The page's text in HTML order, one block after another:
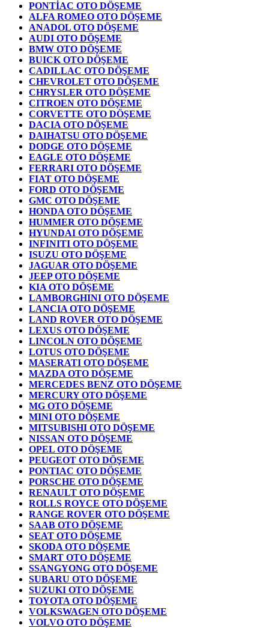
PONTİAC OTO DÖŞEME
ALFA ROMEO OTO DÖŞEME
ANADOL OTO DÖŞEME
AUDI OTO DÖŞEME
BMW OTO DÖŞEME
BUICK OTO DÖŞEME
CADILLAC OTO DÖŞEME
CHEVROLET OTO DÖŞEME
CHRYSLER OTO DÖŞEME
CITROEN OTO DÖŞEME
CORVETTE OTO DÖŞEME
DACIA OTO DÖŞEME
DAIHATSU OTO DÖŞEME
DODGE OTO DÖŞEME
EAGLE OTO DÖŞEME
FERRARI OTO DÖŞEME
FIAT OTO DÖŞEME
FORD OTO DÖŞEME
GMC OTO DÖŞEME
HONDA OTO DÖŞEME
HUMMER OTO DÖŞEME
HYUNDAI OTO DÖŞEME
INFINITI OTO DÖŞEME
ISUZU OTO DÖŞEME
JAGUAR OTO DÖŞEME
JEEP OTO DÖŞEME
KIA OTO DÖŞEME
LAMBORGHINI OTO DÖŞEME
LANCIA OTO DÖŞEME
LAND ROVER OTO DÖŞEME
LEXUS OTO DÖŞEME
LINCOLN OTO DÖŞEME
LOTUS OTO DÖŞEME
MASERATI OTO DÖŞEME
MAZDA OTO DÖŞEME
MERCEDES BENZ OTO DÖŞEME
MERCURY OTO DÖŞEME
MG OTO DÖŞEME
MINI OTO DÖŞEME
MITSUBISHI OTO DÖŞEME
NISSAN OTO DÖŞEME
OPEL OTO DÖŞEME
PEUGEOT OTO DÖŞEME
PONTIAC OTO DÖŞEME
PORSCHE OTO DÖŞEME
RENAULT OTO DÖŞEME
ROLLS ROYCE OTO DÖŞEME
RANGE ROVER OTO DÖŞEME
SAAB OTO DÖŞEME
SEAT OTO DÖŞEME
SKODA OTO DÖŞEME
SMART OTO DÖŞEME
SSANGYONG OTO DÖŞEME
SUBARU OTO DÖŞEME
SUZUKI OTO DÖŞEME
TOYOTA OTO DÖŞEME
VOLKSWAGEN OTO DÖŞEME
VOLVO OTO DÖŞEME